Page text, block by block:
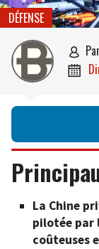
DÉFENSE
 par

La Chine
pilotée par
coûteuses